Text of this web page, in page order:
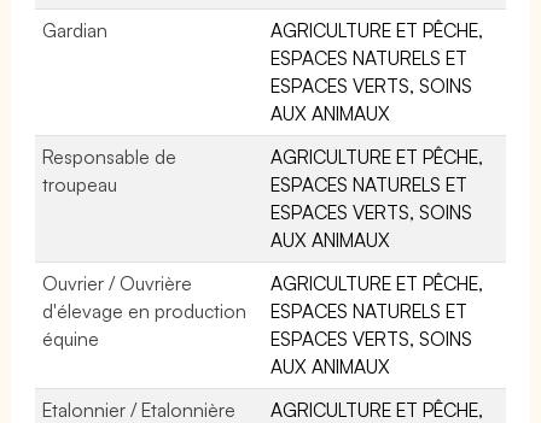
Gardian
AGRICULTURE ET PÊCHE,
ESPACES NATURELS ET
ESPACES VERTS, SOINS
AUX ANIMAUX
Responsable de
troupeau
AGRICULTURE ET PÊCHE,
ESPACES NATURELS ET
ESPACES VERTS, SOINS
AUX ANIMAUX
Ouvrier / Ouvrière
d'élevage en production
équine
AGRICULTURE ET PÊCHE,
ESPACES NATURELS ET
ESPACES VERTS, SOINS
AUX ANIMAUX
Etalonnier / Etalonnière
AGRICULTURE ET PÊCHE,